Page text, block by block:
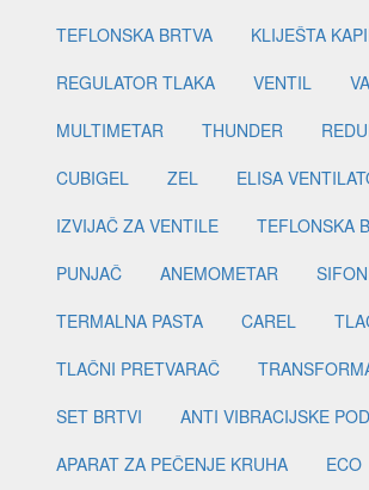
TEFLONSKA BRTVA
KLIJEŠTA
REGULATOR TLAKA
VENTIL
MULTIMETAR
THUNDER
CUBIGEL
ZEL
ELISA
IZVIJAČ ZA VENTILE
TEFLONSKA
PUNJAČ
ANEMOMETAR
SIFON
TERMALNA PASTA
CAREL
TLAČNI PRETVARAČ
SET BRTVI
ANTI VIBRACIJSKE
APARAT ZA PEČENJE KRUHA
ECO